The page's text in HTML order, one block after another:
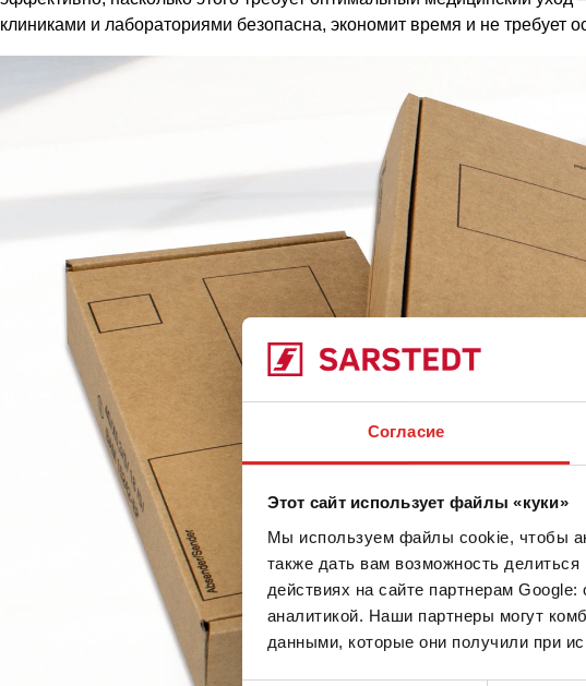
Согласие
Этот сайт использует файлы «куки»
Мы используем файлы cookie, чтобы
также дать вам возможность
действиях на сайте партнерам
аналитикой. Наши партнеры могут
данными, которые они получили при
клиниками и лабораториями безопасна, экономит время и не